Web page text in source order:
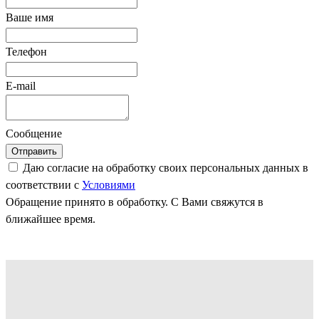
Ваше имя
Телефон
E-mail
Сообщение
Отправить
Даю согласие на обработку своих персональных данных в
соответствии с Условиями
Обращение принято в обработку. С Вами свяжутся в
ближайшее время.